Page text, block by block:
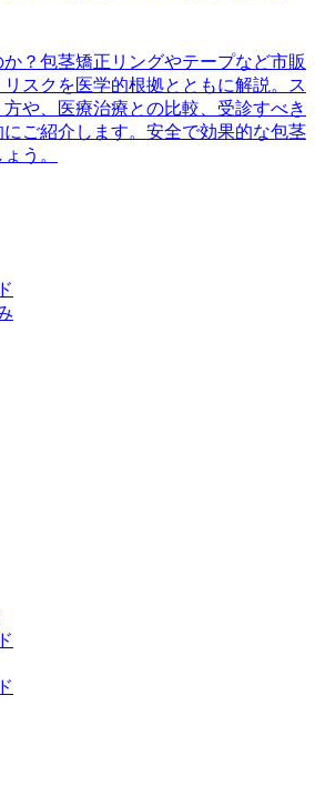
？包茎矯正リングやテープなど市販
スクを医学的根拠とともに解説。ス
方や、医療治療との比較、受診すべき
ご紹介します。安全で効果的な包茎
う。